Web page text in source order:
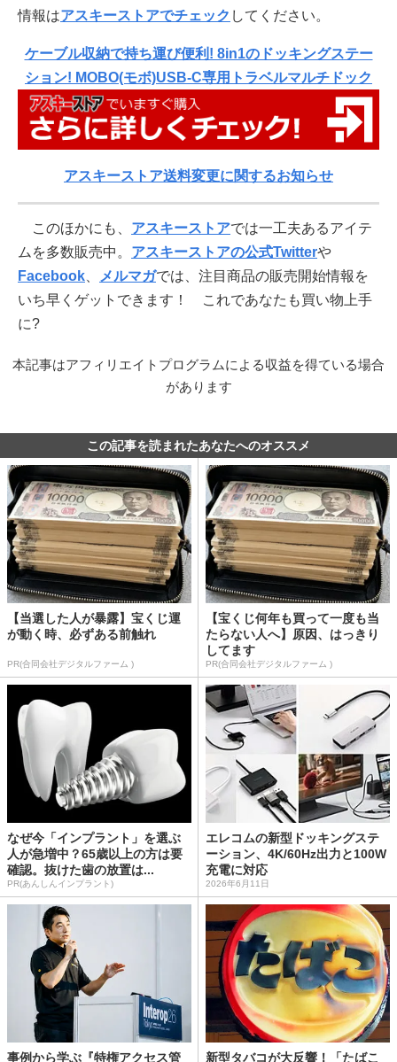
情報はアスキーストアでチェック してください。
ケーブル収納で持ち運び便利! 8in1のドッキングステー
ション! MOBO(モボ)USB-C専用トラベルマルチドック
アスキーストア送料変更に関するお知らせ
このほかにも、 アスキーストアでは一工夫あるアイテ
ムを多数販売中。 アスキーストアの公式Twitterや
Facebook
メルマガでは、注目商品の販売開始情報を
いち早くゲットできます！ これであなたも買い物上手
に?
本記事はアフィリエイトプログラムによる収益を得ている場合
があります
この記事を読まれたあなたへのオススメ
【当選した人が暴露】宝くじ運
が動く時、必ずある前触れ
PR(合同会社デジタルファーム )
【宝くじ何年も買って一度も当
たらない人へ】原因、はっきり
してます
PR(合同会社デジタルファーム )
なぜ今「インプラント」を選ぶ
人が急増中？65歳以上の方は要
確認。抜けた歯の放置は...
PR(あんしんインプラント)
エレコムの新型ドッキングステ
ーション、4K/60Hz出力と100W
充電に対応
2026年6月11日
事例から学ぶ『特権アクセス管
新型タバコが大反響！「たばこ